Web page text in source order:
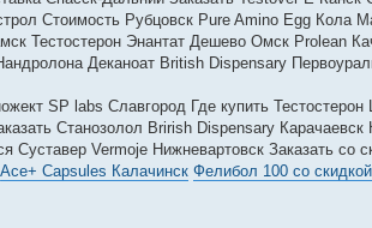
Стоимость Рубцовск Pure Amino Egg Кола
Тестостерон Энантат Дешево Омск Prolean
Деканоат British Dispensary
SP labs Славгород Где купить
Станозолол Brirish Dispensary
Суставер Vermoje Нижневартовск Заказать со
Ace+ Capsules Калачинск Фелибол 100 со